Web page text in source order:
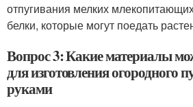
отпугивания мелких
белки, которые могут поедать
Вопрос 3: Какие материалы
для изготовления огородного
руками